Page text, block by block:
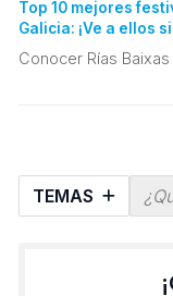
TEMAS
Top 10 mejores
Galicia: ¡Ve a ellos
problemas de
con nuestro taxi!
Conocer Rías Baixas